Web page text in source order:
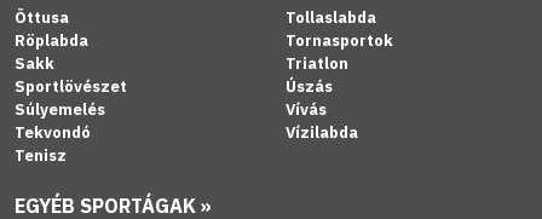
Öttusa
Röplabda
Sakk
Sportlövészet
Súlyemelés
Tekvondó
Tenisz
Tollaslabda
Tornasportok
Triatlon
Úszás
Vívás
Vízilabda
EGYÉB SPORTÁGAK »